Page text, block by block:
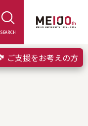
SEARCH
ご支援をお考えの方